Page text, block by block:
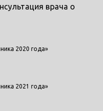
врача о
2020 года»
2021 года»